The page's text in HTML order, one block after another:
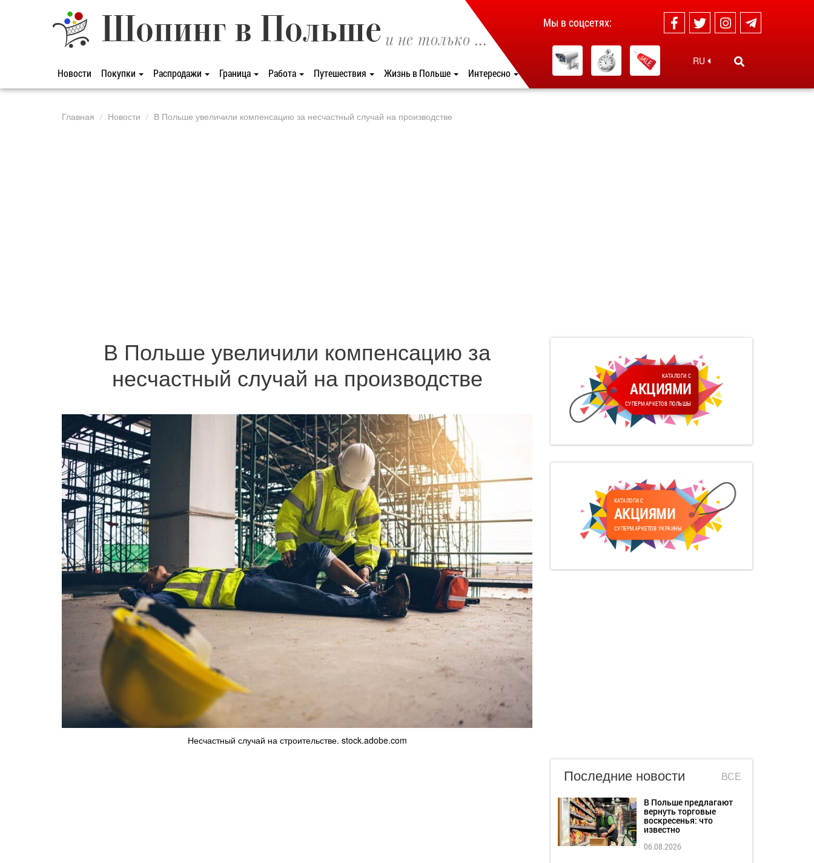
Шопинг в Польше и не только ...
Новости Покупки Распродажи Граница Работа Путешествия Жизнь в Польше Интересно
Мы в соцсетях:
RU
Главная Новости В Польше увеличили компенсацию за несчастный случай на производстве
В Польше увеличили компенсацию за
несчастный случай на производстве
Несчастный случай на строительстве. stock.adobe.com
КАТАЛОГИ С
АКЦИЯМИ
СУПЕРМАРКЕТОВ ПОЛЬШЫ
КАТАЛОГИ С
АКЦИЯМИ
СУПЕРМАРКЕТОВ УКРАИНЫ
Последние новости ВСЕ
В Польше предлагают
вернуть торговые
воскресенья: что
известно
06.08.2026